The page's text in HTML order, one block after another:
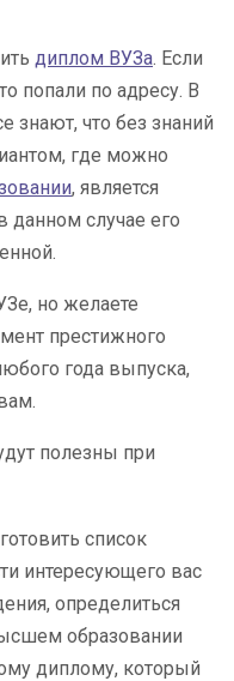
диплом ВУЗа. Если
попали по адресу. В
знают, что без знаний
где можно
, является
данном случае его
но желаете
престижного
года выпуска,
полезны при
список
интересующего вас
определиться
образовании
диплому, который